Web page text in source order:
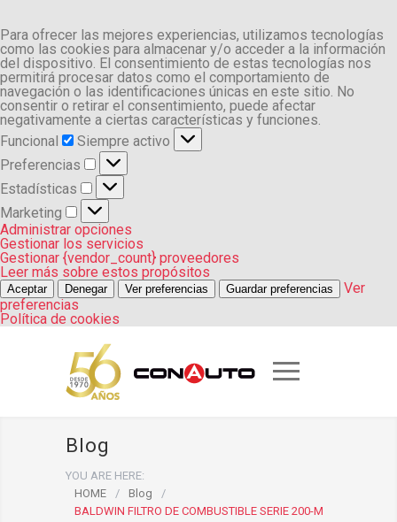
Para ofrecer las mejores experiencias, utilizamos tecnologías
como las cookies para almacenar y/o acceder a la información
del dispositivo. El consentimiento de estas tecnologías nos
permitirá procesar datos como el comportamiento de
navegación o las identificaciones únicas en este sitio. No
consentir o retirar el consentimiento, puede afectar
negativamente a ciertas características y funciones.
Funcional
Funcional
Siempre activo
Preferencias
Preferencias
Estadísticas
Estadísticas
Marketing
Marketing
Administrar opciones
Gestionar los servicios
Gestionar {vendor_count} proveedores
Leer más sobre estos propósitos
Aceptar Denegar Ver preferencias Guardar preferencias
Ver
preferencias
Política de cookies
Blog
YOU ARE HERE:
HOME
/ Blog
/
BALDWIN FILTRO DE COMBUSTIBLE SERIE 200-M